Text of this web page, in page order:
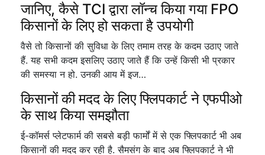
जानिए, कैसे TCI द्वारा लॉन्च किया गया FPO
किसानों के लिए हो सकता है उपयोगी
वैसे तो किसानों की सुविधा के लिए तमाम तरह के कदम उठाए जाते
हैं. यह सभी कदम इसलिए उठाए जाते हैं कि उन्हें किसी भी प्रकार
की समस्या न हो. उनकी आय में इज…
किसानों की मदद के लिए फ्लिपकार्ट ने एफपीओ
के साथ किया समझौता
ई-कॉमर्स प्लेटफार्म की सबसे बड़ी फार्मों में से एक फ्लिपकार्ट भी अब
किसानों की मदद कर रही है. सैमसंग के बाद अब फ्लिपकार्ट ने भी